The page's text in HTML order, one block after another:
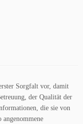
Sorgfalt vor, damit
der Qualität der
die sie von